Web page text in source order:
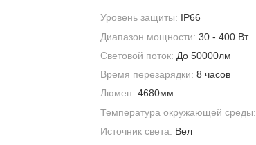
Уровень защиты: IP66
Диапазон мощности: 30 - 400 Вт
Световой поток: До 50000лм
Время перезарядки: 8 часов
Люмен: 4680мм
Температура окружающей среды:
Источник света: Вел